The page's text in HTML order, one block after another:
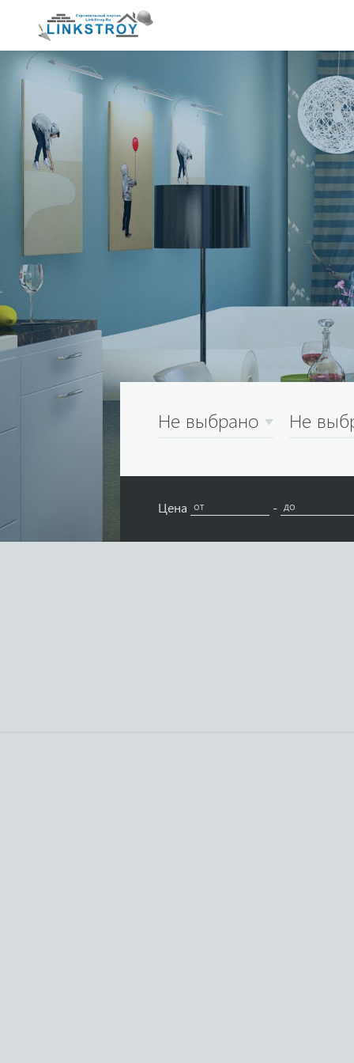
Не выбрано Не
Цена -